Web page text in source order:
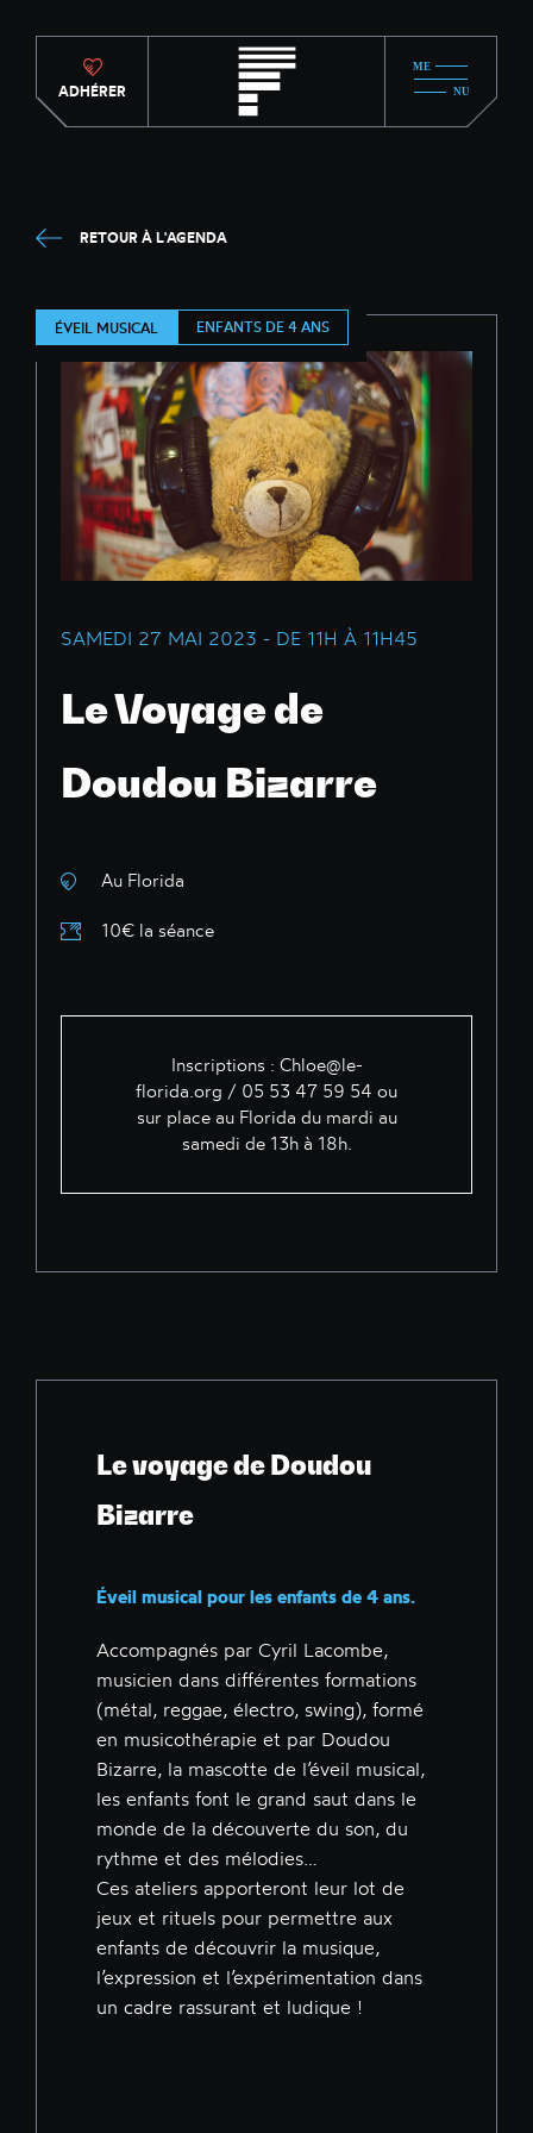
ADHÉRER
RETOUR À L'AGENDA
ÉVEIL MUSICAL ENFANTS DE 4 ANS
SAMEDI 27 MAI 2023 - DE 11H À 11H45
Le Voyage de
Doudou Bizarre
Au Florida
10€ la séance
Inscriptions : Chloe@le-
florida.org / 05 53 47 59 54 ou
sur place au Florida du mardi au
samedi de 13h à 18h.
Le voyage de Doudou
Bizarre
Éveil musical pour les enfants de 4 ans.
Accompagnés par Cyril Lacombe,
musicien dans différentes formations
(métal, reggae, électro, swing), formé
en musicothérapie et par Doudou
Bizarre, la mascotte de l’éveil musical,
les enfants font le grand saut dans le
monde de la découverte du son, du
rythme et des mélodies…
Ces ateliers apporteront leur lot de
jeux et rituels pour permettre aux
enfants de découvrir la musique,
l’expression et l’expérimentation dans
un cadre rassurant et ludique !